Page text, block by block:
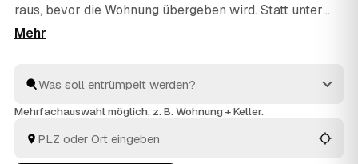
raus, bevor die Wohnung übergeben wird. Statt unter
Zeitdruck den erstbesten Betrieb zu nehmen, stellen
TirschenreuthundWaldsassen
Preise und Termine, auch wenn es eilig ist. Die Profis
Entsorgung.
Mehrfachauswahl möglich, z. B. Wohnung + Keller.